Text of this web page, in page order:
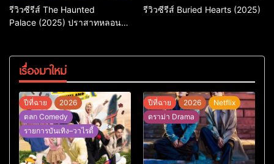
รีวิวซีรีส์ The Haunted
Palace (2025) ปราสาทหลอน
รีวิวซีรีส์ Buried Hearts (2025)
เรื่องมาใหม่
ปีที่ฉาย
2026
ตลก Comedy
รายการบันเทิง–วาไรตี้
ปีที่ฉาย 2026
Netflix
ดราม่า Drama